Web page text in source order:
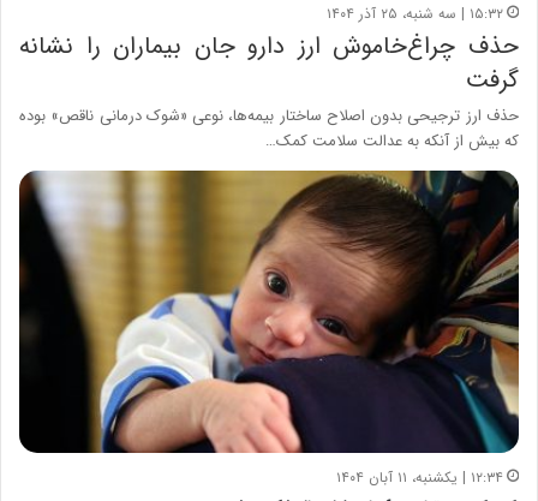
۱۵:۳۲ | سه شنبه، ۲۵ آذر ۱۴۰۴
حذف چراغ‌خاموش ارز دارو جان بیماران را نشانه
گرفت
حذف ارز ترجیحی بدون اصلاح ساختار بیمه‌ها، نوعی «شوک درمانی ناقص» بوده
که بیش از آنکه به عدالت سلامت کمک…
۱۲:۳۴ | یکشنبه، ۱۱ آبان ۱۴۰۴